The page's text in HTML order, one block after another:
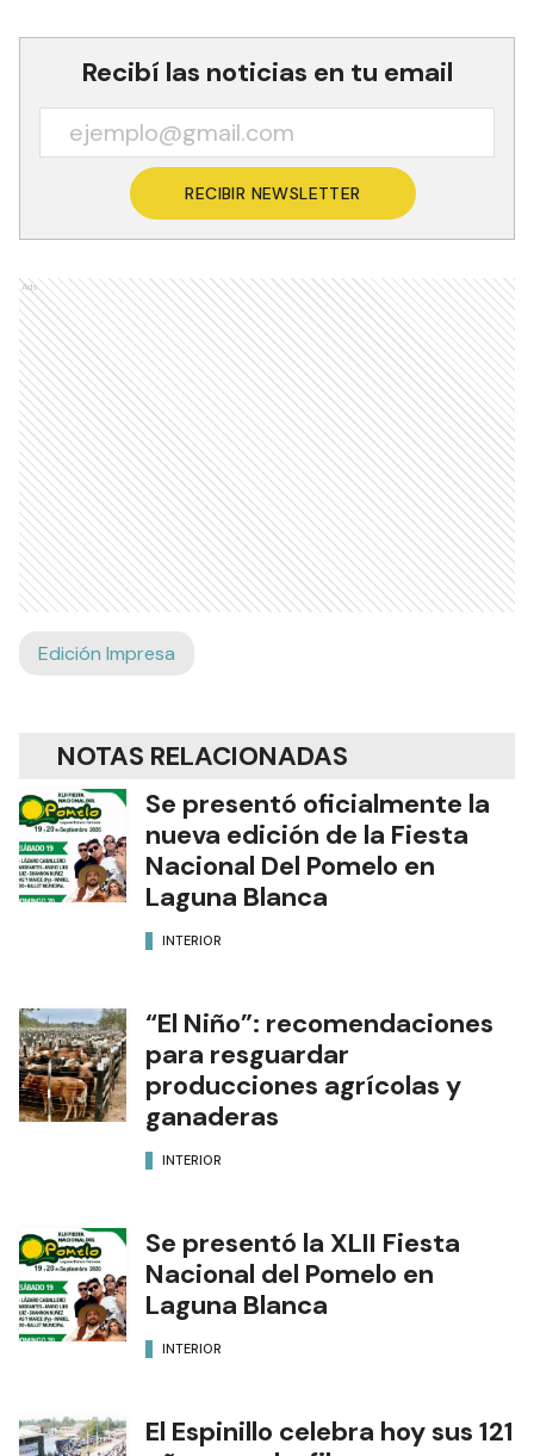
Recibí las noticias en tu email
RECIBIR NEWSLETTER
Ads
Edición Impresa
NOTAS RELACIONADAS
Se presentó oficialmente la
nueva edición de la Fiesta
Nacional Del Pomelo en
Laguna Blanca
INTERIOR
“El Niño”: recomendaciones
para resguardar
producciones agrícolas y
ganaderas
INTERIOR
Se presentó la XLII Fiesta
Nacional del Pomelo en
Laguna Blanca
INTERIOR
El Espinillo celebra hoy sus 121